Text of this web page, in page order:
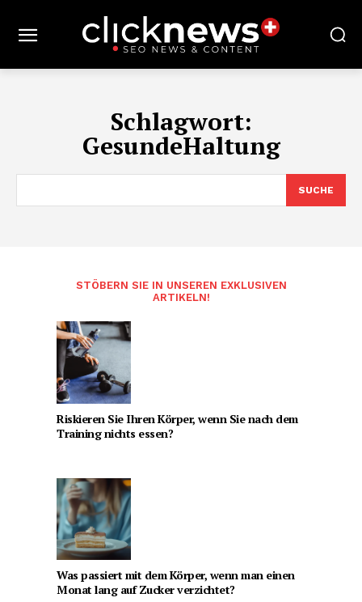
Schlagwort:
GesundeHaltung
SUCHE
STÖBERN SIE IN UNSEREN EXKLUSIVEN
ARTIKELN!
Riskieren Sie Ihren Körper, wenn Sie nach dem
Training nichts essen?
Was passiert mit dem Körper, wenn man einen
Monat lang auf Zucker verzichtet?